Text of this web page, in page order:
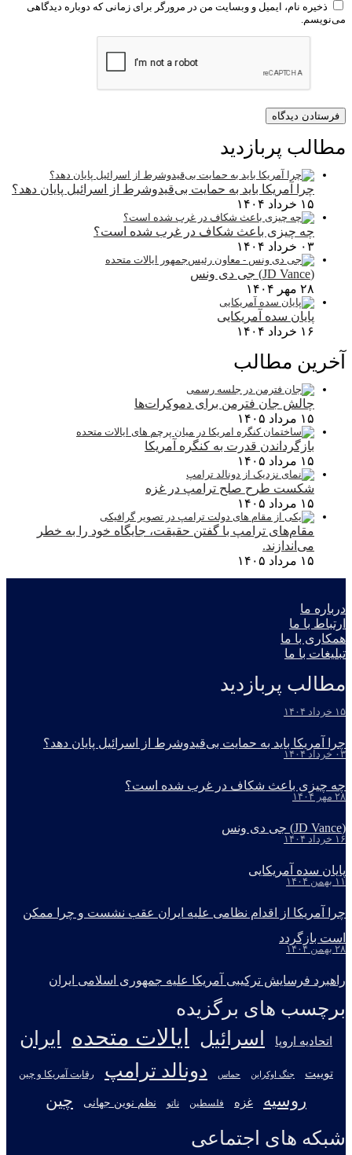
ذخیره نام، ایمیل و وبسایت من در مرورگر برای زمانی که دوباره دیدگاهی
می‌نویسم.
مطالب پربازدید
چرا آمریکا باید به حمایت بی‌قیدوشرط از اسرائیل پایان دهد؟
۱۵ خرداد ۱۴۰۴
چه چیزی باعث شکاف در غرب شده است؟
۰۳ خرداد ۱۴۰۴
(JD Vance) جی دی ونس
۲۸ مهر ۱۴۰۴
پایان سده آمریکایی
۱۶ خرداد ۱۴۰۴
آخرین مطالب
چالش جان فترمن برای دموکرات‌ها
۱۵ مرداد ۱۴۰۵
بازگرداندن قدرت به کنگره آمریکا
۱۵ مرداد ۱۴۰۵
شکست طرح صلح ترامپ در غزه
۱۵ مرداد ۱۴۰۵
مقام‌های ترامپ با گفتن حقیقت، جایگاه خود را به خطر
می‌اندازند.
۱۵ مرداد ۱۴۰۵
درباره ما
ارتباط با ما
همکاری با ما
تبلیغات با ما
مطالب پربازدید
۱۵ خرداد ۱۴۰۴
چرا آمریکا باید به حمایت بی‌قیدوشرط از اسرائیل پایان دهد؟
۰۳ خرداد ۱۴۰۴
چه چیزی باعث شکاف در غرب شده است؟
۲۸ مهر ۱۴۰۴
(JD Vance) جی دی ونس
۱۶ خرداد ۱۴۰۴
پایان سده آمریکایی
۱۱ بهمن ۱۴۰۴
چرا آمریکا از اقدام نظامی علیه ایران عقب نشست و چرا ممکن
است بازگردد
۲۸ بهمن ۱۴۰۴
راهبرد فرسایش ترکیبی آمریکا علیه جمهوری اسلامی ایران
برچسب های برگزیده
اتحادیه اروپا اسرائیل ایالات متحده ایران
توییت جنگ اوکراین حماس دونالد ترامپ رقابت آمریکا و چین
روسیه غزه فلسطین ناتو نظم نوین جهانی چین
شبکه های اجتماعی